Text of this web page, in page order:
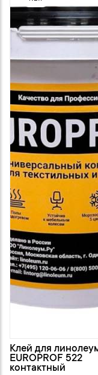
Клей для
EUROPROF 522
контактный